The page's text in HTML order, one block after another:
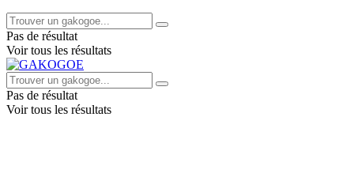
Pas de résultat
Voir tous les résultats
Pas de résultat
Voir tous les résultats